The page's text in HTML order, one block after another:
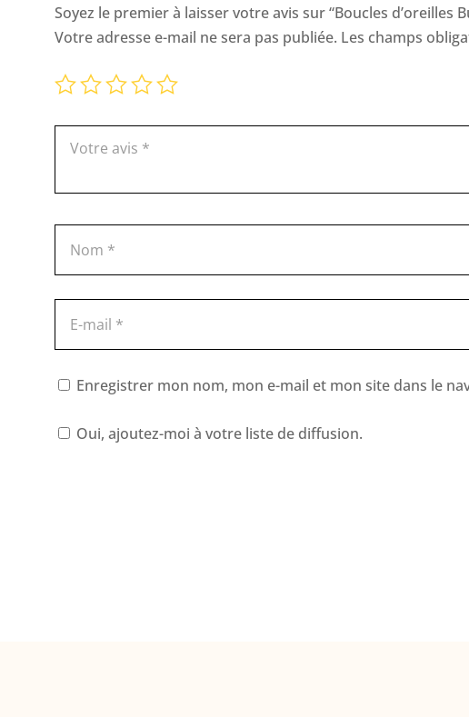
Soyez le premier à laisser votre avis sur “Boucles d’oreilles
Votre adresse e-mail ne sera pas publiée. Les champs
Enregistrer mon nom, mon e-mail et mon site dans le
Oui, ajoutez-moi à votre liste de diffusion.